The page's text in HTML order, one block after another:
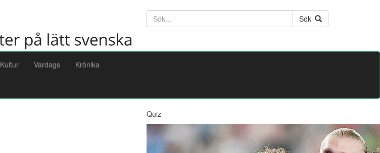
Söktext
Sök
Kultur Vardags Krönika
Quiz